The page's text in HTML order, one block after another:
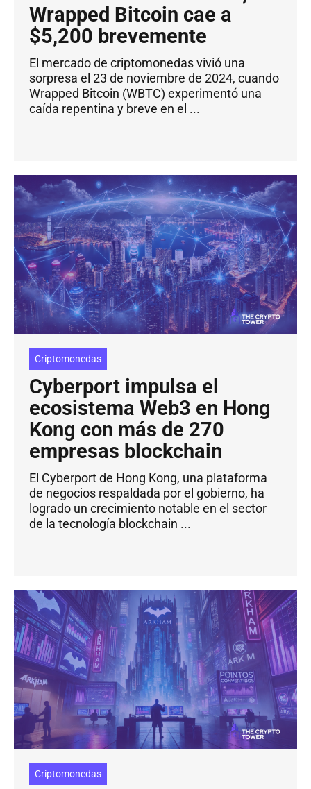
Wrapped Bitcoin cae a
$5,200 brevemente
El mercado de criptomonedas vivió una
sorpresa el 23 de noviembre de 2024, cuando
Wrapped Bitcoin (WBTC) experimentó una
caída repentina y breve en el ...
Criptomonedas
Cyberport impulsa el
ecosistema Web3 en Hong
Kong con más de 270
empresas blockchain
El Cyberport de Hong Kong, una plataforma
de negocios respaldada por el gobierno, ha
logrado un crecimiento notable en el sector
de la tecnología blockchain ...
Criptomonedas